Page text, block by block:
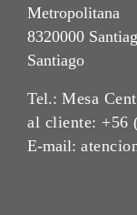
Metropolitana
8320000
Santiago
Tel.: Mesa
al cliente: +56
E-mail: